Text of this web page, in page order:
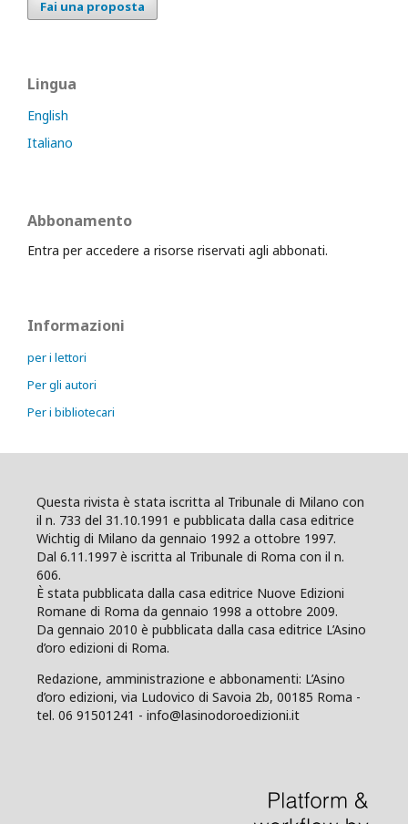
Fai una proposta
Lingua
English
Italiano
Abbonamento
Entra per accedere a risorse riservati agli abbonati.
Informazioni
per i lettori
Per gli autori
Per i bibliotecari
Questa rivista è stata iscritta al Tribunale di Milano con
il n. 733 del 31.10.1991 e pubblicata dalla casa editrice
Wichtig di Milano da gennaio 1992 a ottobre 1997.
Dal 6.11.1997 è iscritta al Tribunale di Roma con il n.
606.
È stata pubblicata dalla casa editrice Nuove Edizioni
Romane di Roma da gennaio 1998 a ottobre 2009.
Da gennaio 2010 è pubblicata dalla casa editrice L’Asino
d’oro edizioni di Roma.
Redazione, amministrazione e abbonamenti: L’Asino
d’oro edizioni, via Ludovico di Savoia 2b, 00185 Roma -
tel. 06 91501241 - info@lasinodoroedizioni.it